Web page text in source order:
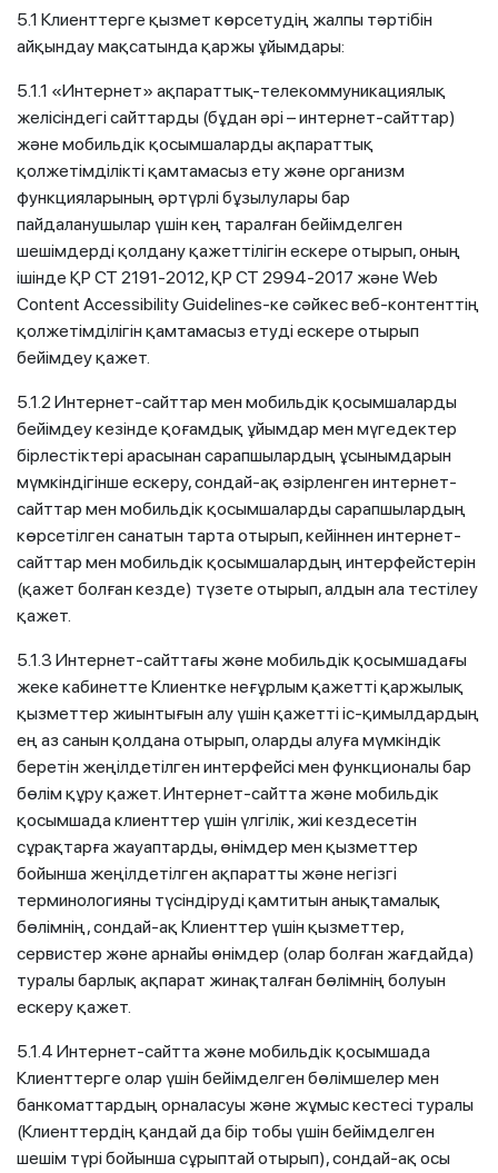
5.1 Клиенттерге қызмет көрсетудің жалпы тәртібін
айқындау мақсатында қаржы ұйымдары:
5.1.1 «Интернет» ақпараттық-телекоммуникациялық
желісіндегі сайттарды (бұдан әрі – интернет-сайттар)
және мобильдік қосымшаларды ақпараттық
қолжетімділікті қамтамасыз ету және организм
функцияларының әртүрлі бұзылулары бар
пайдаланушылар үшін кең таралған бейімделген
шешімдерді қолдану қажеттілігін ескере отырып, оның
ішінде ҚР СТ 2191-2012, ҚР СТ 2994-2017 және Web
Content Accessibility Guidelines-ке сәйкес веб-контенттің
қолжетімділігін қамтамасыз етуді ескере отырып
бейімдеу қажет.
5.1.2 Интернет-сайттар мен мобильдік қосымшаларды
бейімдеу кезінде қоғамдық ұйымдар мен мүгедектер
бірлестіктері арасынан сарапшылардың ұсынымдарын
мүмкіндігінше ескеру, сондай-ақ әзірленген интернет-
сайттар мен мобильдік қосымшаларды сарапшылардың
көрсетілген санатын тарта отырып, кейіннен интернет-
сайттар мен мобильдік қосымшалардың интерфейстерін
(қажет болған кезде) түзете отырып, алдын ала тестілеу
қажет.
5.1.3 Интернет-сайттағы және мобильдік қосымшадағы
жеке кабинетте Клиентке неғұрлым қажетті қаржылық
қызметтер жиынтығын алу үшін қажетті іс-қимылдардың
ең аз санын қолдана отырып, оларды алуға мүмкіндік
беретін жеңілдетілген интерфейсі мен функционалы бар
бөлім құру қажет. Интернет-сайтта және мобильдік
қосымшада клиенттер үшін үлгілік, жиі кездесетін
сұрақтарға жауаптарды, өнімдер мен қызметтер
бойынша жеңілдетілген ақпаратты және негізгі
терминологияны түсіндіруді қамтитын анықтамалық
бөлімнің, сондай-ақ Клиенттер үшін қызметтер,
сервистер және арнайы өнімдер (олар болған жағдайда)
туралы барлық ақпарат жинақталған бөлімнің болуын
ескеру қажет.
5.1.4 Интернет-сайтта және мобильдік қосымшада
Клиенттерге олар үшін бейімделген бөлімшелер мен
банкоматтардың орналасуы және жұмыс кестесі туралы
(Клиенттердің қандай да бір тобы үшін бейімделген
шешім түрі бойынша сұрыптай отырып), сондай-ақ осы